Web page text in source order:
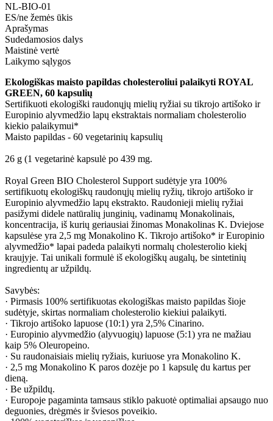
NL-BIO-01
ES/ne žemės ūkis
Aprašymas
Sudedamosios dalys
Maistinė vertė
Laikymo sąlygos
Ekologiškas maisto papildas cholesteroliui palaikyti ROYAL
GREEN, 60 kapsulių
Sertifikuoti ekologiški raudonųjų mielių ryžiai su tikrojo artišoko ir
Europinio alyvmedžio lapų ekstraktais normaliam cholesterolio
kiekio palaikymui*
Maisto papildas - 60 vegetarinių kapsulių
26 g (1 vegetarinė kapsulė po 439 mg.
Royal Green BIO Cholesterol Support sudėtyje yra 100%
sertifikuotų ekologiškų raudonųjų mielių ryžių, tikrojo artišoko ir
Europinio alyvmedžio lapų ekstrakto. Raudonieji mielių ryžiai
pasižymi didele natūralių junginių, vadinamų Monakolinais,
koncentracija, iš kurių geriausiai žinomas Monakolinas K. Dviejose
kapsulėse yra 2,5 mg Monakolino K. Tikrojo artišoko* ir Europinio
alyvmedžio* lapai padeda palaikyti normalų cholesterolio kiekį
kraujyje. Tai unikali formulė iš ekologiškų augalų, be sintetinių
ingredientų ar užpildų.
Savybės:
· Pirmasis 100% sertifikuotas ekologiškas maisto papildas šioje
sudėtyje, skirtas normaliam cholesterolio kiekiui palaikyti.
· Tikrojo artišoko lapuose (10:1) yra 2,5% Cinarino.
· Europinio alyvmedžio (alyvuogių) lapuose (5:1) yra ne mažiau
kaip 5% Oleuropeino.
· Su raudonaisiais mielių ryžiais, kuriuose yra Monakolino K.
· 2,5 mg Monakolino K paros dozėje po 1 kapsulę du kartus per
dieną.
· Be užpildų.
· Europoje pagaminta tamsaus stiklo pakuotė optimaliai apsaugo nuo
deguonies, drėgmės ir šviesos poveikio.